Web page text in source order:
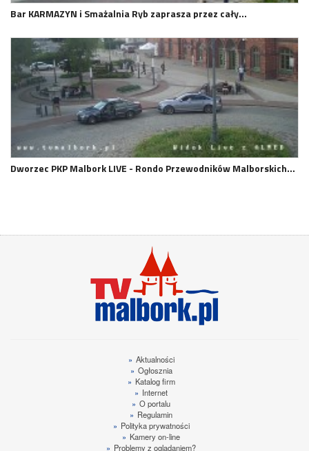
Bar KARMAZYN i Smażalnia Ryb zaprasza przez cały…
Dworzec PKP Malbork LIVE - Rondo Przewodników Malborskich…
» Aktualności
» Ogłosznia
» Katalog firm
» Internet
» O portalu
» Regulamin
» Polityka prywatności
» Kamery on-line
» Problemy z oglądaniem?